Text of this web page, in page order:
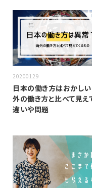
20200129
日本の働き方はおかしい
外の働き方と比べて見え
違いや問題